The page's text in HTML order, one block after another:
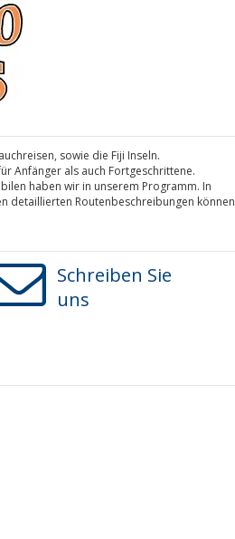
sowie die Fiji Inseln.
Anfänger als auch Fortgeschrittene.
haben wir in unserem Programm. In
detaillierten Routenbeschreibungen können
Schreiben Sie
uns